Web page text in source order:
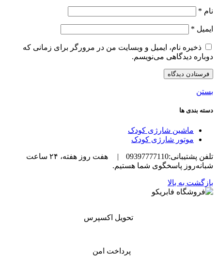
نام *
ایمیل *
ذخیره نام، ایمیل و وبسایت من در مرورگر برای زمانی که
دوباره دیدگاهی می‌نویسم.
بستن
دسته بندی ها
ماشین شارژی کودک
موتور شارژی کودک
تلفن پشتیبانی:09397777110 |
هفت روز هفته، ۲۴ ساعت
شبانه‌روز پاسخگوی شما هستیم.
بازگشت به بالا
تحویل اکسپرس
پرداخت امن